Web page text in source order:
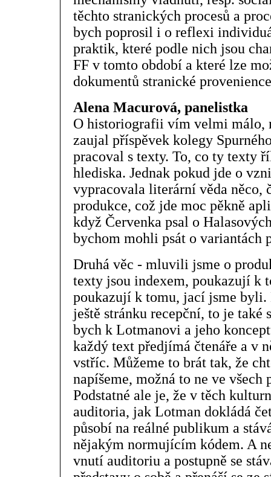
těchto stranických procesů a
bych poprosil i o reflexi
praktik, které podle nich jsou
FF v tomto období a které lze
dokumentů stranické
Alena Macurová, panelistka
O historiografii vím velmi málo,
zaujal příspěvek kolegy
pracoval s texty. To, co ty texty
hlediska. Jednak pokud jde o
vypracovala literární věda něco,
produkce, což jde moc pěkně
když Červenka psal o
bychom mohli psát o variantách
Druhá věc - mluvili jsme o
texty jsou indexem, poukazují k
poukazují k tomu, jací jsme
ještě stránku recepční, to je také
bych k Lotmanovi a jeho
každý text předjímá čtenáře a v
vstříc. Můžeme to brát tak, že
napíšeme, možná to ne ve
Podstatné ale je, že v těch
auditoria, jak Lotman dokládá
působí na reálné publikum a
nějakým normujícím kódem. A
vnutí auditoriu a postupně se